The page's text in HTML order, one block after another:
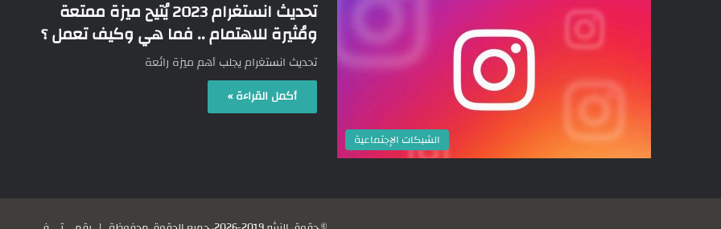
الشبكات الإجتماعية
تحديث انستغرام 2023 يُتيح ميزة ممتعة
ومُثيرة للاهتمام .. فما هي وكيف تعمل ؟
تحديث انستغرام يجلب أهم ميزة رائعة
أكمل القراءة »